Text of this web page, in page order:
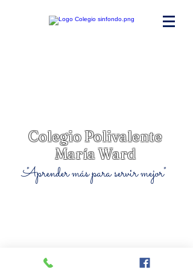
Colegio Polivalente
María Ward
"Aprender más para servir mejor"